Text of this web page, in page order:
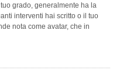
grado, generalmente ha la
interventi hai scritto o il tuo
nota come avatar, che in